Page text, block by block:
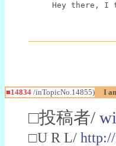
Hey there, I
■14834 /inTopicNo.14855) I
□投稿者/
□U R L/